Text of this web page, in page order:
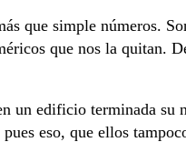
que simple números.
que nos la quitan.
un edificio terminada su
eso, que ellos